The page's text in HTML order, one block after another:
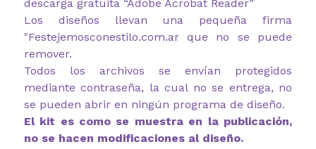
descarga gratuita “Adobe Acrobat Reader”
Los diseños llevan una pequeña firma
"Festejemosconestilo.com.ar
que no se puede
remover.
Todos los archivos se envían protegidos
mediante contraseña, la cual no se entrega, no
se pueden abrir en ningún programa de diseño.
El kit es como se muestra en la publicación,
no se hacen modificaciones al diseño.